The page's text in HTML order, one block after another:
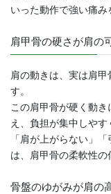
いった動作で強い痛み
肩甲骨の硬さが肩の
肩の動きは、実は肩
す。
この肩甲骨が硬く動
え、負担が集中しやす
「肩が上がらない」
は、肩甲骨の柔軟性の
骨盤のゆがみが肩の